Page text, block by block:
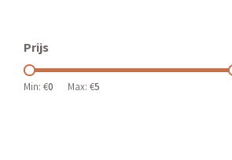
Prijs
Min: €0 Max: €5